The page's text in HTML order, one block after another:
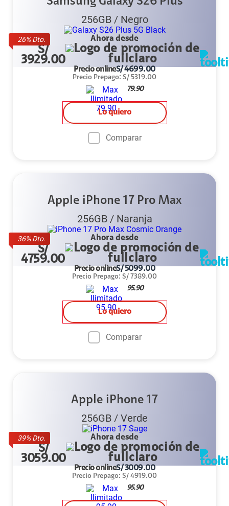
26% Dto.
256GB/ Negro
Ahora desde
S/
3929.00
Precio onlineS/4699.00
Precio Prepago: S/ 5319.00
79.90
Lo quiero
Comparar
36% Dto.
Apple iPhone 17 Pro Max
256GB/ Naranja
Ahora desde
S/
4759.00
Precio onlineS/5099.00
Precio Prepago: S/ 7389.00
95.90
Lo quiero
Comparar
39% Dto.
Apple iPhone 17
256GB / Verde
Ahora desde
S/
3059.00
Precio onlineS/3009.00
Precio Prepago: S/ 4919.00
95.90